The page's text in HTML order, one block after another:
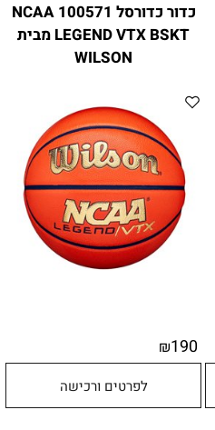
כדור כדורסל 100571 NCAA
LEGEND VTX BSKT מבית
WILSON
₪190
לפרטים ורכישה